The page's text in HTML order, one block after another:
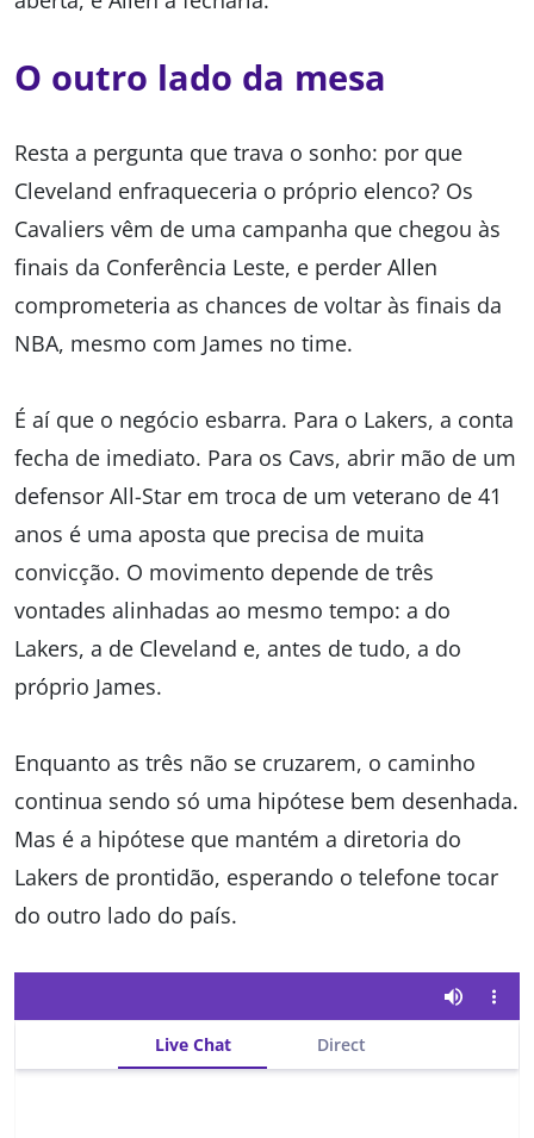
O outro lado da mesa
Resta a pergunta que trava o sonho: por que
Cleveland enfraqueceria o próprio elenco? Os
Cavaliers vêm de uma campanha que chegou às
finais da Conferência Leste, e perder Allen
comprometeria as chances de voltar às finais da
NBA, mesmo com James no time.
É aí que o negócio esbarra. Para o Lakers, a conta
fecha de imediato. Para os Cavs, abrir mão de um
defensor All-Star em troca de um veterano de 41
anos é uma aposta que precisa de muita
convicção. O movimento depende de três
vontades alinhadas ao mesmo tempo: a do
Lakers, a de Cleveland e, antes de tudo, a do
próprio James.
Enquanto as três não se cruzarem, o caminho
continua sendo só uma hipótese bem desenhada.
Mas é a hipótese que mantém a diretoria do
Lakers de prontidão, esperando o telefone tocar
do outro lado do país.
Live Chat Direct